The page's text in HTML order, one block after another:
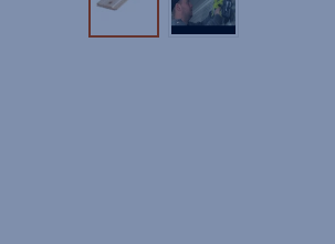
Tuotekuva 1Tuotekuva 2